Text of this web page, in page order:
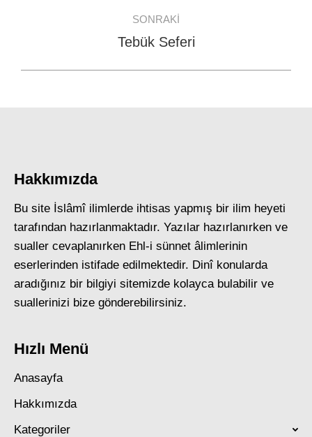
SONRAKI
Next
Tebük Seferi
Hakkımızda
Bu site İslâmî ilimlerde ihtisas yapmış bir ilim heyeti
tarafından hazırlanmaktadır. Yazılar hazırlanırken ve
sualler cevaplanırken Ehl-i sünnet âlimlerinin
eserlerinden istifade edilmektedir. Dinî konularda
aradığınız bir bilgiyi sitemizde kolayca bulabilir ve
suallerinizi bize gönderebilirsiniz.
Hızlı Menü
Anasayfa
Hakkımızda
Kategoriler